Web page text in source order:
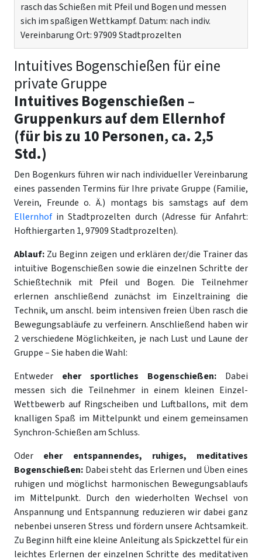
rasch das Schießen mit Pfeil und Bogen und messen
sich im spaßigen Wettkampf. Datum: nach indiv.
Vereinbarung Ort: 97909 Stadtprozelten
Intuitives Bogenschießen für eine
private Gruppe
Intuitives Bogenschießen –
Gruppenkurs auf dem Ellernhof
(für bis zu 10 Personen, ca. 2,5
Std.)
Den Bogenkurs führen wir nach individueller Vereinbarung
eines passenden Termins für Ihre private Gruppe (Familie,
Verein, Freunde o. Ä.) montags bis samstags auf dem
Ellernhofin Stadtprozelten durch (Adresse für Anfahrt:
Hofthiergarten 1, 97909 Stadtprozelten).
Ablauf: Zu Beginn zeigen und erklären der/die Trainer das
intuitive Bogenschießen sowie die einzelnen Schritte der
Schießtechnik mit Pfeil und Bogen. Die Teilnehmer
erlernen anschließend zunächst im Einzeltraining die
Technik, um anschl. beim intensiven freien Üben rasch die
Bewegungsabläufe zu verfeinern. Anschließend haben wir
2 verschiedene Möglichkeiten, je nach Lust und Laune der
Gruppe – Sie haben die Wahl:
Entweder eher sportliches Bogenschießen: Dabei
messen sich die Teilnehmer in einem kleinen Einzel-
Wettbewerb auf Ringscheiben und Luftballons, mit dem
knalligen Spaß im Mittelpunkt und einem gemeinsamen
Synchron-Schießen am Schluss.
Oder eher entspannendes, ruhiges, meditatives
Bogenschießen: Dabei steht das Erlernen und Üben eines
ruhigen und möglichst harmonischen Bewegungsablaufs
im Mittelpunkt. Durch den wiederholten Wechsel von
Anspannung und Entspannung reduzieren wir dabei ganz
nebenbei unseren Stress und fördern unsere Achtsamkeit.
Zu Beginn hilft eine kleine Anleitung als Spickzettel für ein
leichtes Erlernen der einzelnen Schritte des meditativen